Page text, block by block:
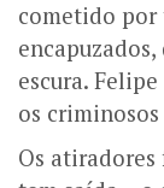
cometido por
escura.
os criminosos
Os